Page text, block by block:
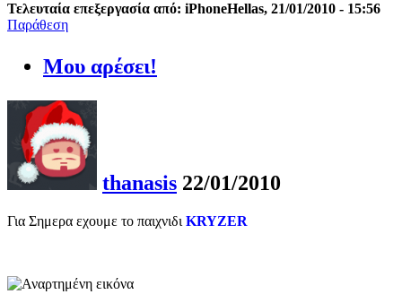
Τελευταία επεξεργασία από: iPhoneHellas, 21/01/2010 - 15:56
Παράθεση
Μου αρέσει!
thanasis 22/01/2010
Για Σημερα εχουμε το παιχνιδι KRYZER